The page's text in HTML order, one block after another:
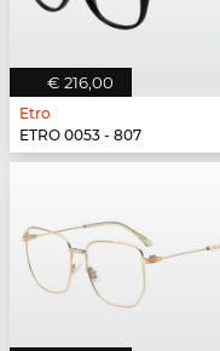
€ 216,00
Etro
ETRO 0053 - 807